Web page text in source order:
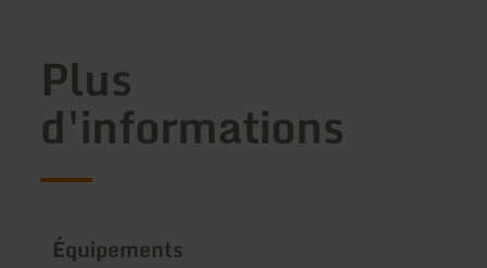
Plus
d'informations
Équipements